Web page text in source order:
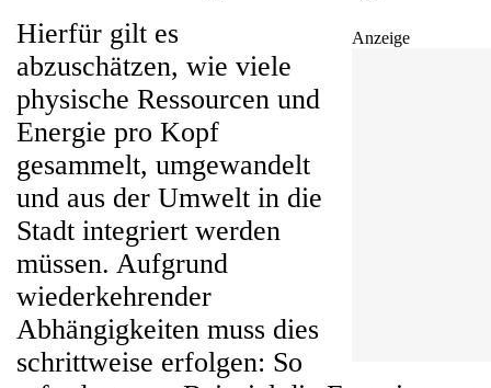
Anzeige
Hierfür gilt es
abzuschätzen, wie viele
physische Ressourcen und
Energie pro Kopf
gesammelt, umgewandelt
und aus der Umwelt in die
Stadt integriert werden
müssen. Aufgrund
wiederkehrender
Abhängigkeiten muss dies
schrittweise erfolgen: So